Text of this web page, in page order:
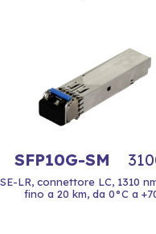
SFP10G-SM
LR, connettore LC, 1310
fino a 20 km, da 0°C a